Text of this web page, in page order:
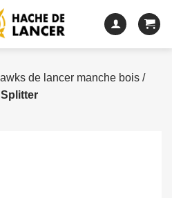
de lancer manche bois/